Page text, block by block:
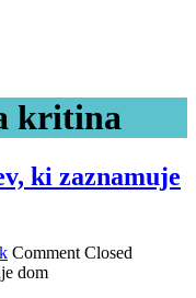
kritina
ki zaznamuje
Comment Closed